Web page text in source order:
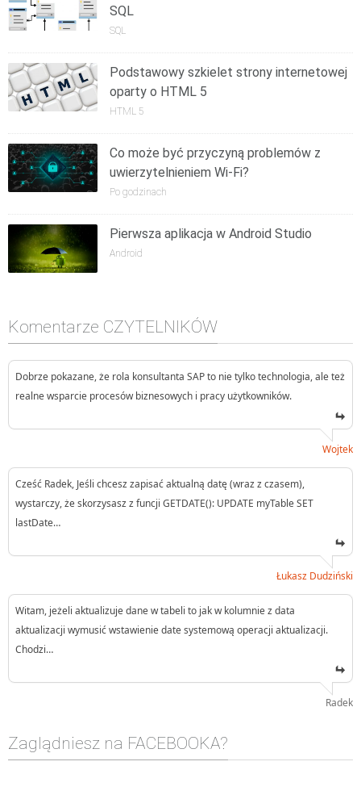
SQL
SQL
Podstawowy szkielet strony internetowej
oparty o HTML 5
HTML 5
Co może być przyczyną problemów z
uwierzytelnieniem Wi-Fi?
Po godzinach
Pierwsza aplikacja w Android Studio
Android
Komentarze CZYTELNIKÓW
Dobrze pokazane, że rola konsultanta SAP to nie tylko technologia, ale też
realne wsparcie procesów biznesowych i pracy użytkowników.
Wojtek
Cześć Radek, Jeśli chcesz zapisać aktualną datę (wraz z czasem),
wystarczy, że skorzysasz z funcji GETDATE(): UPDATE myTable SET
lastDate…
Łukasz Dudziński
Witam, jeżeli aktualizuje dane w tabeli to jak w kolumnie z data
aktualizacji wymusić wstawienie date systemową operacji aktualizacji.
Chodzi…
Radek
Zaglądniesz na FACEBOOKA?